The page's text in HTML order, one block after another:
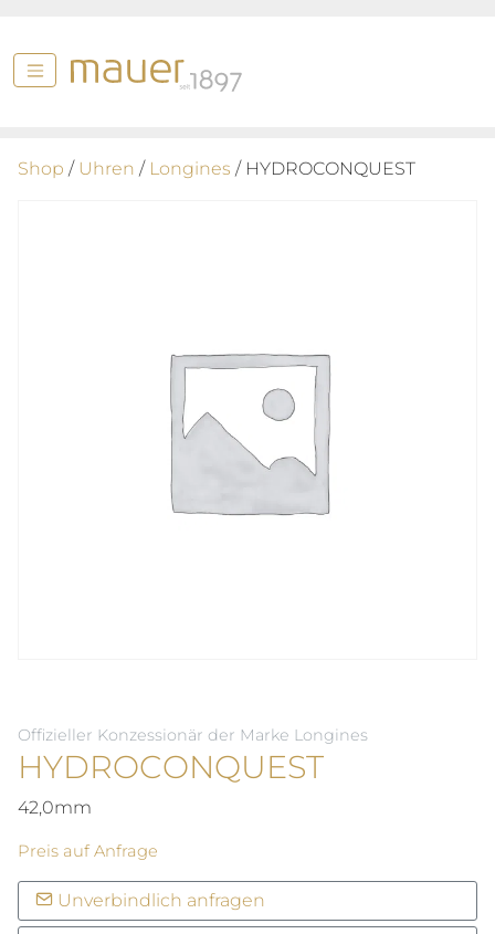
Shop / Uhren / Longines / HYDROCONQUEST
Offizieller Konzessionär der Marke Longines
HYDROCONQUEST
42,0mm
Preis auf Anfrage
Unverbindlich anfragen